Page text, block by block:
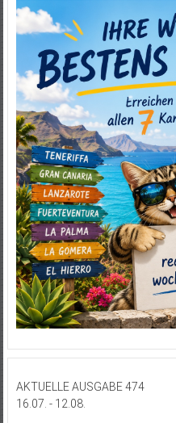
AKTUELLE AUSGABE 474
16.07. - 12.08.